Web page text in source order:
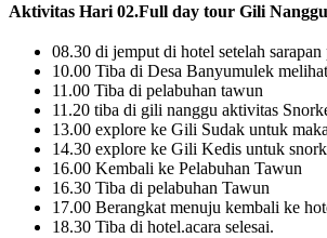
Aktivitas Hari 02.Full day tour Gili
08.30 di jemput di hotel setelah sarapan
10.00 Tiba di Desa Banyumulek
11.00 Tiba di pelabuhan tawun
11.20 tiba di gili nanggu aktivitas
13.00 explore ke Gili Sudak untuk
14.30 explore ke Gili Kedis untuk
16.00 Kembali ke Pelabuhan Tawun
16.30 Tiba di pelabuhan Tawun
17.00 Berangkat menuju kembali ke
18.30 Tiba di hotel.acara selesai.